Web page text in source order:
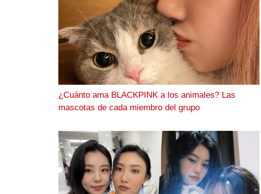
¿Cuánto ama BLACKPINK a los animales? Las
mascotas de cada miembro del grupo